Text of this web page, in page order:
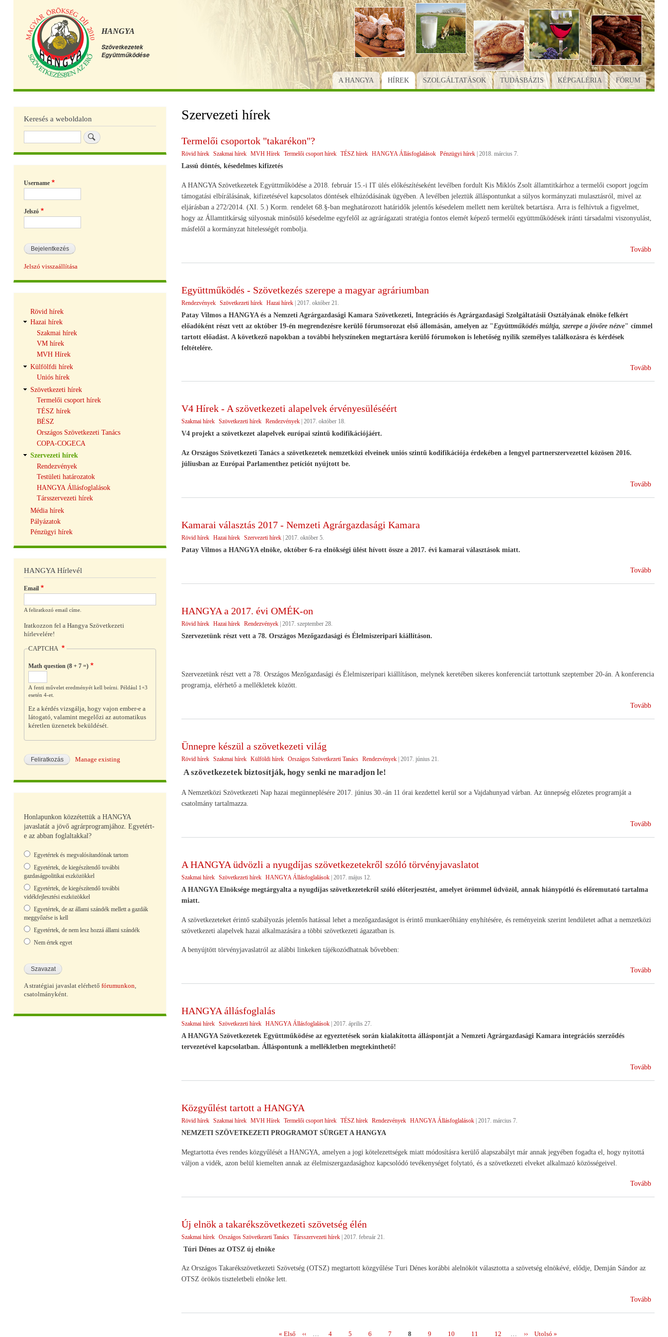
Ugrás
a
tartalomra
HANGYA
Szövetkezetek
Együttműködése
Főmenü
A HANGYA HÍREK SZOLGÁLTATÁSOK TUDÁSBÁZIS KÉPGALÉRIA FÓRUM
Szervezeti hírek
Termelői csoportok "takarékon"?
Rövid hírek Szakmai hírek MVH Hírek Termelői csoport hírek TÉSZ hírek HANGYA Állásfoglalások Pénzügyi hírek 2018. március 7.
Lassú döntés, késedelmes kifizetés
A HANGYA Szövetkezetek Együttműködése a 2018. február 15.-i IT ülés előkészítéseként levélben fordult Kis Miklós Zsolt államtitkárhoz a termelői csoport jogcím
támogatási elbírálásának, kifizetésével kapcsolatos döntések elhúzódásának ügyében. A levélben jeleztük álláspontunkat a súlyos kormányzati mulasztásról, mivel az
eljárásban a 272/2014. (XI. 5.) Korm. rendelet 68.§-ban meghatározott határidők jelentős késedelem mellett nem kerültek betartásra. Arra is felhívtuk a figyelmet,
hogy az Államtitkárság súlyosnak minősülő késedelme egyfelől az agrárágazati stratégia fontos elemét képező termelői együttműködések iránti társadalmi viszonyulást,
másfelől a kormányzat hitelességét rombolja.
Tovább
Együttműködés - Szövetkezés szerepe a magyar agráriumban
Rendezvények Szövetkezeti hírek Hazai hírek | 2017. október 21.
Patay Vilmos a HANGYA és a Nemzeti Agrárgazdasági Kamara Szövetkezeti, Integrációs és Agrárgazdasági Szolgáltatásii Osztályának elnöke felkért
előadóként részt vett az október 19-én megrendezésre kerülő fórumsorozat első állomásán, amelyen az "Együttműködés múltja, szerepe a jövőre nézve" címmel
tartott előadást. A következő napokban a további helyszíneken megtartásra kerülő fórumokon is lehetőség nyílik személyes találkozásra és kérdések
feltételére.
Tovább
V4 Hírek - A szövetkezeti alapelvek érvényesüléséért
Szakmai hírek Szövetkezeti hírek Rendezvények 2017. október 18.
V4 projekt a szövetkezet alapelvek európai szintű kodifikációjáért.
Az Országos Szövetkezeti Tanács a szövetkezetek nemzetközi elveinek uniós szintű kodifikációja érdekében a lengyel partnerszervezettel közösen 2016.
júliusban az Európai Parlamenthez petíciót nyújtott be.
Tovább
Kamarai választás 2017 - Nemzeti Agrárgazdasági Kamara
Rövid hírek Hazai hírek Szervezeti hírek 2017. október 5.
Patay Vilmos a HANGYA elnöke, október 6-ra elnökségi ülést hívott össze a 2017. évi kamarai választások miatt.
Tovább
HANGYA a 2017. évi OMÉK-on
Rövid hírek Hazai hírek Rendezvények | 2017. szeptember 28.
Szervezetünk részt vett a 78. Országos Mezőgazdasági és Élelmiszeripari kiállításon.
Szervezetünk részt vett a 78. Országos Mezőgazdasági és Élelmiszeripari kiállításon, melynek keretében sikeres konferenciát tartottunk szeptember 20-án. A konferencia
programja, elérhető a mellékletek között.
Tovább
Ünnepre készül a szövetkezeti világ
Rövid hírek Szakmai hírek Külföldi hírek Országos Szövetkezeti Tanács Rendezvények 2017. június 21.
A szövetkezetek biztosítják, hogy senki ne maradjon le!
A Nemzetközi Szövetkezeti Nap hazai megünneplésére 2017. június 30.-án 11 órai kezdettel kerül sor a Vajdahunyad várban. Az ünnepség előzetes programját a
csatolmány tartalmazza.
Tovább
A HANGYA üdvözli a nyugdíjas szövetkezetekről szóló törvényjavaslatot
Szakmai hírek Szövetkezeti hírek HANGYA Állásfoglalások | 2017. május 12.
A HANGYA Elnöksége megtárgyalta a nyugdíjas szövetkezetekről szóló előterjesztést, amelyet örömmel üdvözöl, annak hiánypótló és előremutató tartalma
miatt.
A szövetkezeteket érintő szabályozás jelentős hatással lehet a mezőgazdaságot is érintő munkaerőhiány enyhítésére, és reményeink szerint lendületet adhat a nemzetközi
szövetkezeti alapelvek hazai alkalmazására a többi szövetkezeti ágazatban is.
A benyújtött törvényjavaslatról az alábbi linkeken tájékozódhatnak bővebben:
Tovább
HANGYA állásfoglalás
Szakmai hírek Szövetkezeti hírek HANGYA Állásfoglalások 2017. április 27.
A HANGYA Szövetkezetek Együttműködése az egyeztetések során kialakította álláspontját a Nemzeti Agrárgazdasági Kamara integrációs szerződés
tervezetével kapcsolatban. Álláspontunk a mellékletben megtekinthető!
Tovább
Közgyűlést tartott a HANGYA
Rövid hírek Szakmai hírek MVH Hírek Termelői csoport hírek TÉSZ hírek Rendezvények HANGYA Állásfoglalások 2017. március 7.
NEMZETI SZÖVETKEZETI PROGRAMOT SÜRGET A HANGYA
Megtartotta éves rendes közgyűlését a HANGYA, amelyen a jogi kötelezettségek miatt módosításra kerülő alapszabályt már annak jegyében fogadta el, hogy nyitottá
váljon a vidék, azon belül kiemelten annak az élelmiszergazdasághoz kapcsolódó tevékenységet folytató, és a szövetkezeti elveket alkalmazó közösségeivel.
Tovább
Új elnök a takarékszövetkezeti szövetség élén
Szakmai hírek Országos Szövetkezeti Tanács Társszervezeti hírek | 2017. február 21.
Túri Dénes az OTSZ új elnöke
Az Országos Takarékszövetkezeti Szövetség (OTSZ) megtartott közgyűlése Turi Dénes korábbi alelnököt választotta a szövetség elnökévé, elődje, Demján Sándor az
OTSZ örökös tiszteletbeli elnöke lett.
Tovább
Első
« Első Előző
‹‹ … Page
4 Page
5 Page
6 Page
7 Page
8 Page
9 Page
10 Page
11 Page
12 … Következő
›› Utolsó
Utolsó »
Keresés a weboldalon
Username
Jelszó
Jelszó visszaállítása
navigáció
Rövid hírek
Hazai hírek
Szakmai hírek
VM hírek
MVH Hírek
Külfölfdi hírek
Uniós hírek
Szövetkezeti hírek
Termelői csoport hírek
TÉSZ hírek
BÉSZ
Országos Szövetkezeti Tanács
COPA-COGECA
Szervezeti hírek
Rendezvények
Testületi határozatok
HANGYA Állásfoglalások
Társszervezeti hírek
Média hírek
Pályázatok
Pénzügyi hírek
HANGYA Hírlevél
Email
A feliratkozó email címe.
Iratkozzon fel a Hangya Szövetkezeti
hírlevelére!
CAPTCHA
Math question (8 + 7 =)
A fenti művelet eredményét kell beírni. Például 1+3
esetén 4-et.
Ez a kérdés vizsgálja, hogy vajon ember-e a
látogató, valamint megelőzi az automatikus
kéretlen üzenetek beküldését.
Manage existing
Honlapunkon közzétettük a HANGYA
javaslatát a jövő agrárprogramjához. Egyetért-
e az abban foglaltakkal?
Választások
Egyetértek és megvalósítandónak tartom
Egyetértek, de kiegészítendő további
gazdaságpolitikai eszközökkel
Egyetértek, de kiegészítendő további
vidékfejlesztési eszközökkel
Egyetértek, de az állami szándék mellett a gazdák
meggyőzése is kell
Egyetértek, de nem lesz hozzá állami szándék
Nem értek egyet
A stratégiai javaslat elérhető fórumunkon
csatolmányként.